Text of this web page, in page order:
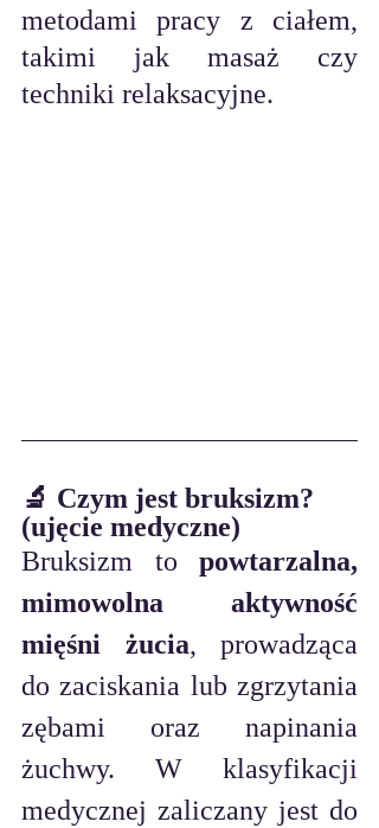
metodami pracy z ciałem,
takimi jak masaż czy
techniki relaksacyjne.
🔬 Czym jest bruksizm?
(ujęcie medyczne)
Bruksizm to powtarzalna,
mimowolna aktywność
mięśni żucia, prowadząca
do zaciskania lub zgrzytania
zębami oraz napinania
żuchwy. W klasyfikacji
medycznej zaliczany jest do